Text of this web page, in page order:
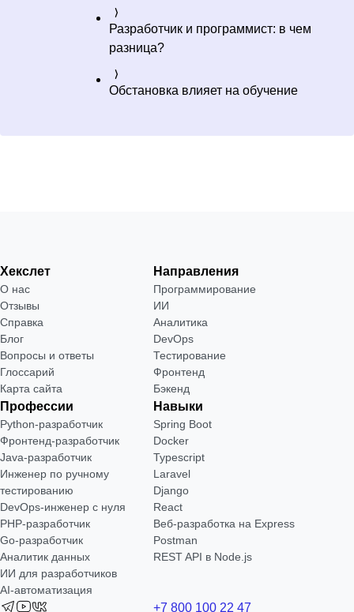
Разработчик и программист: в чем
разница?
Обстановка влияет на обучение
Хекслет
О нас
Отзывы
Справка
Блог
Вопросы и ответы
Глоссарий
Карта сайта
Направления
Программирование
ИИ
Аналитика
DevOps
Тестирование
Фронтенд
Бэкенд
Профессии
Python-разработчик
Фронтенд-разработчик
Java-разработчик
Инженер по ручному
тестированию
DevOps-инженер с нуля
РНР-разработчик
Go-разработчик
Аналитик данных
ИИ для разработчиков
AI-автоматизация
Навыки
Spring Boot
Docker
Typescript
Laravel
Django
React
Веб-разработка на Express
Postman
REST API в Node.js
+7 800 100 22 47